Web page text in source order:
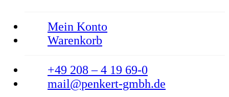
Mein Konto
Warenkorb
+49 208 – 4 19 69-0
mail@penkert-gmbh.de